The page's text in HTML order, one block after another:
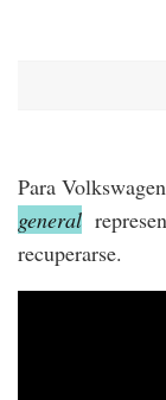
Para
general
recuperarse.